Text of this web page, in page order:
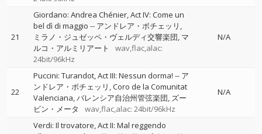
21
Giordano: Andrea Chénier, Act IV: Come un
bel dì di maggio -- アンドレア・ボチェッリ
ミラノ・ジュゼッペ・ヴェルディ交響楽団 マ
ルコ・アルミリアート
wav,flac,alac:
24bit/96kHz
N/A
22
Puccini: Turandot, Act III: Nessun dorma! -- ア
ンドレア・ボチェッリ Coro de la Comunitat
Valenciana バレンシア自治州管弦楽団 ズー
ビン・メータ
wav,flac,alac: 24bit/96kHz
N/A
Verdi: Il trovatore, Act II: Mal reggendo